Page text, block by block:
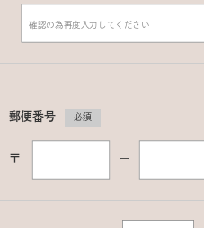
郵便番号 必須
〒 ー